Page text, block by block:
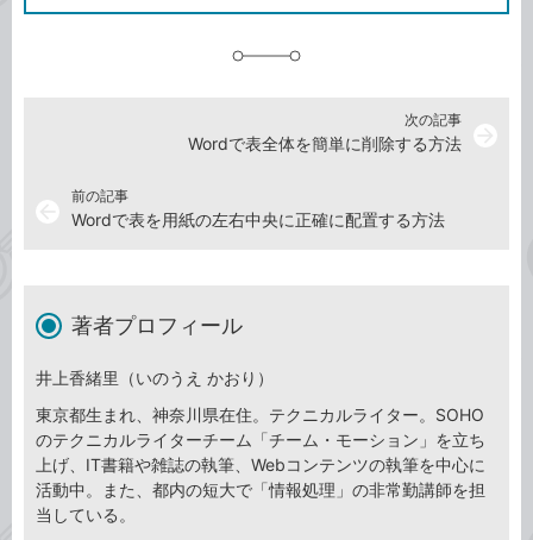
前の記事
Wordで表を用紙の左右中央に正確に配置する方法
次の記事
Wordで表全体を簡単に削除する方法
著者プロフィール
井上香緒里（いのうえ かおり）
東京都生まれ、神奈川県在住。テクニカルライター。SOHO
のテクニカルライターチーム「チーム・モーション」を立ち
上げ、IT書籍や雑誌の執筆、Webコンテンツの執筆を中心に
活動中。また、都内の短大で「情報処理」の非常勤講師を担
当している。